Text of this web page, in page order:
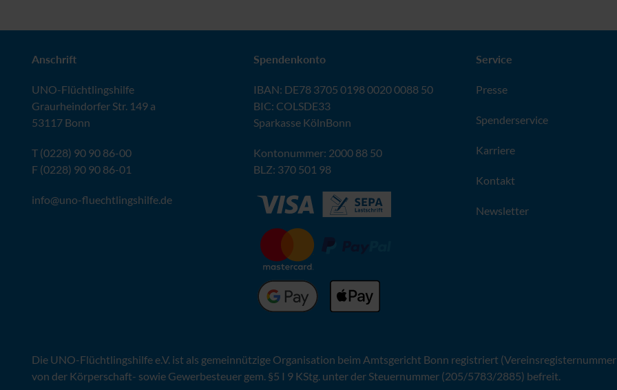
Anschrift
UNO-Flüchtlingshilfe
Graurheindorfer Str. 149 a
53117 Bonn
T (0228) 90 90 86-00
F (0228) 90 90 86-01
info@uno-fluechtlingshilfe.de
Spendenkonto
IBAN: DE78 3705 0198 0020 0088 50
BIC: COLSDE33
Sparkasse KölnBonn
Kontonummer: 2000 88 50
BLZ: 370 501 98
Service
Presse
Spenderservice
Karriere
Kontakt
Newsletter
Die UNO-Flüchtlingshilfe e.V. ist als gemeinnützige Organisation beim Amtsgericht Bonn registriert
von der Körperschaft- sowie Gewerbesteuer gem. §5 I 9 KStg. unter der Steuernummer (205/5783/2885) befreit.